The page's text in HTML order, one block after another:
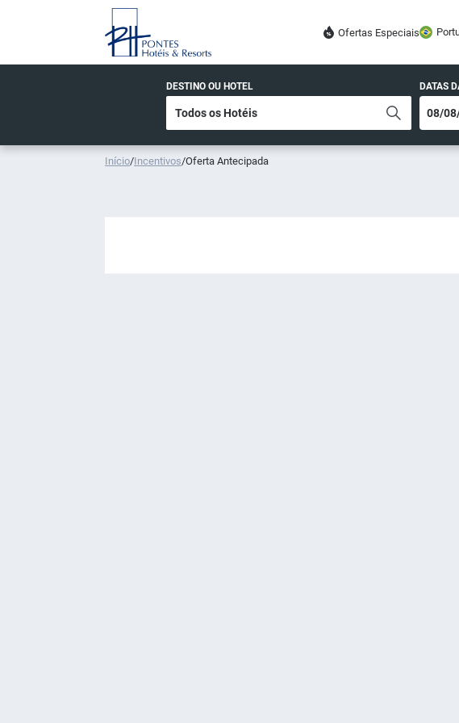
Ofertas Especiais
DESTINO OU HOTEL DATAS
Início/Incentivos/Oferta Antecipada